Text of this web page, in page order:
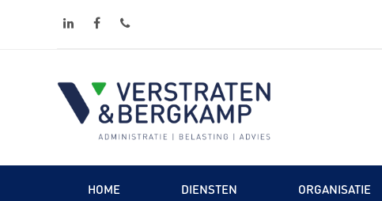
linkedinfacebookphone
HOME DIENSTEN ORGANISATIE